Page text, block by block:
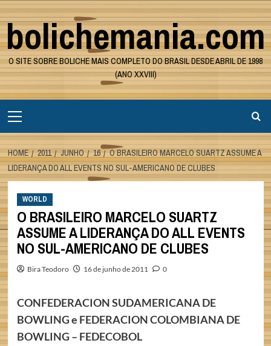
Skip
to
content
bolichemania.com
O SITE SOBRE BOLICHE MAIS COMPLETO DO BRASIL DESDE ABRIL DE 1998
(ANO XXVIII)
Menu
HOME 2011 JUNHO 16
O BRASILEIRO MARCELO SUARTZ ASSUME A
LIDERANÇA DO ALL EVENTS NO SUL-AMERICANO DE CLUBES
WORLD
O BRASILEIRO MARCELO SUARTZ
ASSUME A LIDERANÇA DO ALL EVENTS
NO SUL-AMERICANO DE CLUBES
Bira Teodoro 16 de junho de 2011 0
CONFEDERACION SUDAMERICANA DE
BOWLING e FEDERACION COLOMBIANA DE
BOWLING – FEDECOBOL